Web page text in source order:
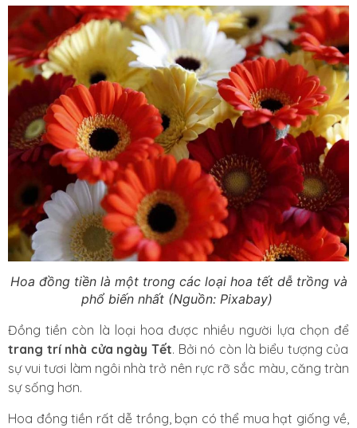
Hoa đồng tiền là một trong các loại hoa tết dễ trồng và
phổ biến nhất (Nguồn: Pixabay)
Đồng tiền còn là loại hoa được nhiều người lựa chọn để
trang trí nhà cửa ngày Tết. Bởi nó còn là biểu tượng của
sự vui tươi làm ngôi nhà trở nên rực rỡ sắc màu, căng tràn
sự sống hơn.
Hoa đồng tiền rất dễ trồng, bạn có thể mua hạt giống về,